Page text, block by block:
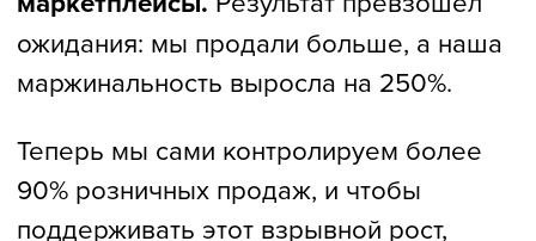
Среди заказчиков наших
корпоративных подарков: Аэрофлот,
Сибур, Теремок, Газпром, Яндекс и ещё
более 130 компаний.